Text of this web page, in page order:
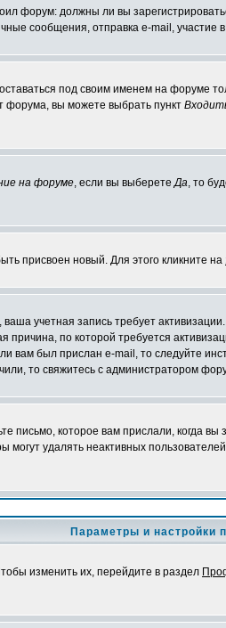
форум: должны ли вы
сообщения, отправка e-mail, участие
под своим именем на форуме
форума, вы можете выбрать пункт
на форуме, если вы выберетеДа, то
присвоен новый. Для этого кликните на
учетная запись требует
причина, по которой требуется
вам был прислан e-mail, то следуйте
то свяжитесь с администратором
которое вам прислали, когда
удалять неактивных
Параметры и настройки
изменить их, перейдите в раздел